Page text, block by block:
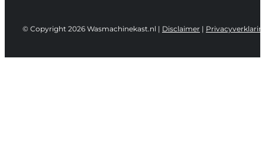
© Copyright 2026 Wasmachinekast.nl | Disclaimer |